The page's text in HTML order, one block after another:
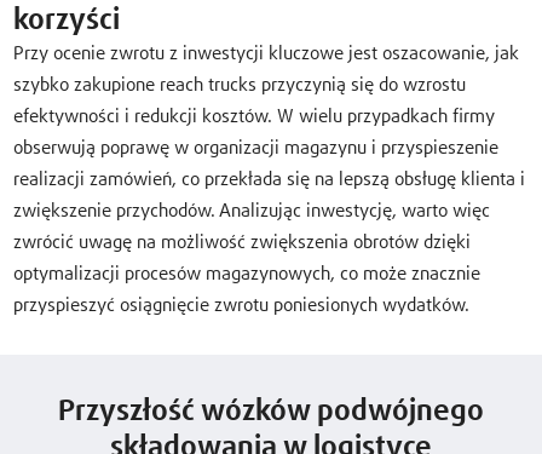
korzyści
Przy ocenie zwrotu z inwestycji kluczowe jest oszacowanie, jak
szybko zakupione reach trucks przyczynią się do wzrostu
efektywności i redukcji kosztów. W wielu przypadkach firmy
obserwują poprawę w organizacji magazynu i przyspieszenie
realizacji zamówień, co przekłada się na lepszą obsługę klienta i
zwiększenie przychodów. Analizując inwestycję, warto więc
zwrócić uwagę na możliwość zwiększenia obrotów dzięki
optymalizacji procesów magazynowych, co może znacznie
przyspieszyć osiągnięcie zwrotu poniesionych wydatków.
Przyszłość wózków podwójnego